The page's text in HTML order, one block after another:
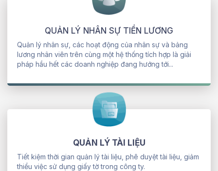
QUẢN LÝ NHÂN SỰ TIỀN LƯƠNG
Quản lý nhân sự, các hoạt động của nhân sự và bảng
lương nhân viên trên cùng một hệ thống tích hợp là giải
pháp hầu hết các doanh nghiệp đang hướng tới...
QUẢN LÝ TÀI LIỆU
Tiết kiệm thời gian quản lý tài liệu, phê duyệt tài liệu, giảm
thiểu việc sử dụng giấy tờ trong công ty.